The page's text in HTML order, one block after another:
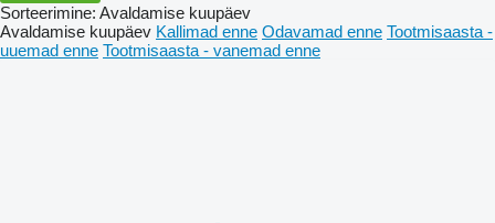
Sorteerimine: Avaldamise kuupäev
Avaldamise kuupäev Kallimad enne Odavamad enne Tootmisaasta -
uuemad enne Tootmisaasta - vanemad enne